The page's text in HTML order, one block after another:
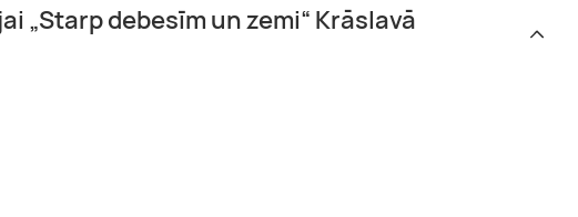
„Starp debesīm un zemi“ Krāslavā